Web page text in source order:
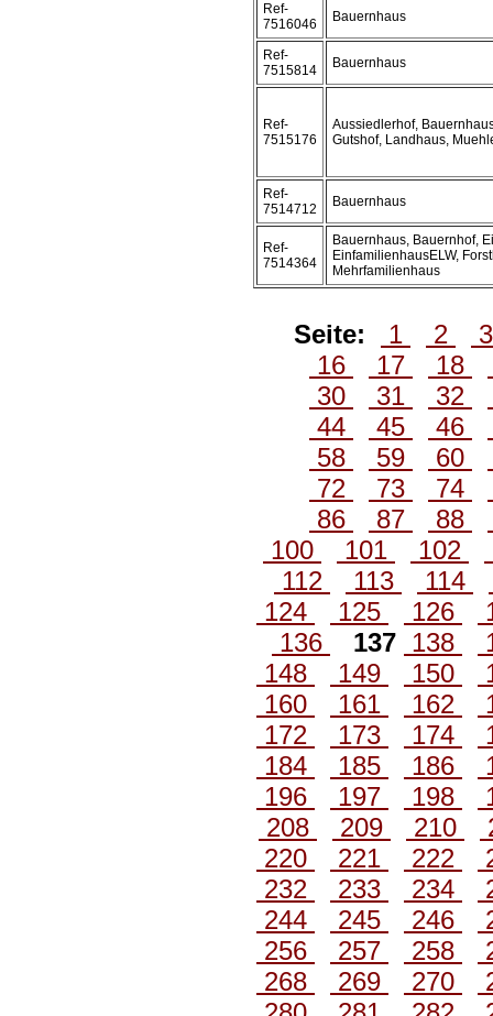
Ref-
7516046
Bauernhaus
Ref-
7515814
Bauernhaus
Ref-
7515176
Aussiedlerhof,
Gutshof, Landhaus,
Ref-
7514712
Bauernhaus
Ref-
7514364
Bauernhaus, Bauernhof,
EinfamilienhausELW,
Mehrfamilienhaus
Seite: 1 2
16
17 18
30
31 32
44
45 46
58
59 60
72
73 74
86
87 88
100
101 102
112
113 114
124
125 126
136
137 138
148
149 150
160
161 162
172
173 174
184
185 186
196
197 198
208
209 210
220
221 222
232
233 234
244
245 246
256
257 258
268
269 270